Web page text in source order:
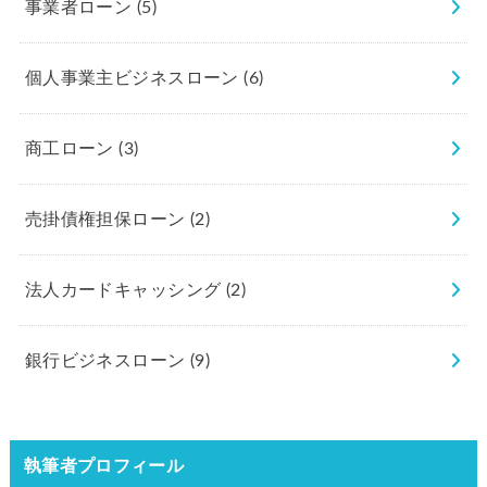
事業者ローン (5)
個人事業主ビジネスローン(6)
商工ローン(3)
売掛債権担保ローン (2)
法人カードキャッシング (2)
銀行ビジネスローン (9)
執筆者プロフィール